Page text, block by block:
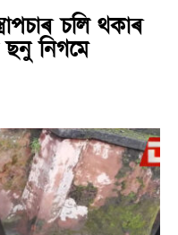
চলি থকাৰ
নিগমে